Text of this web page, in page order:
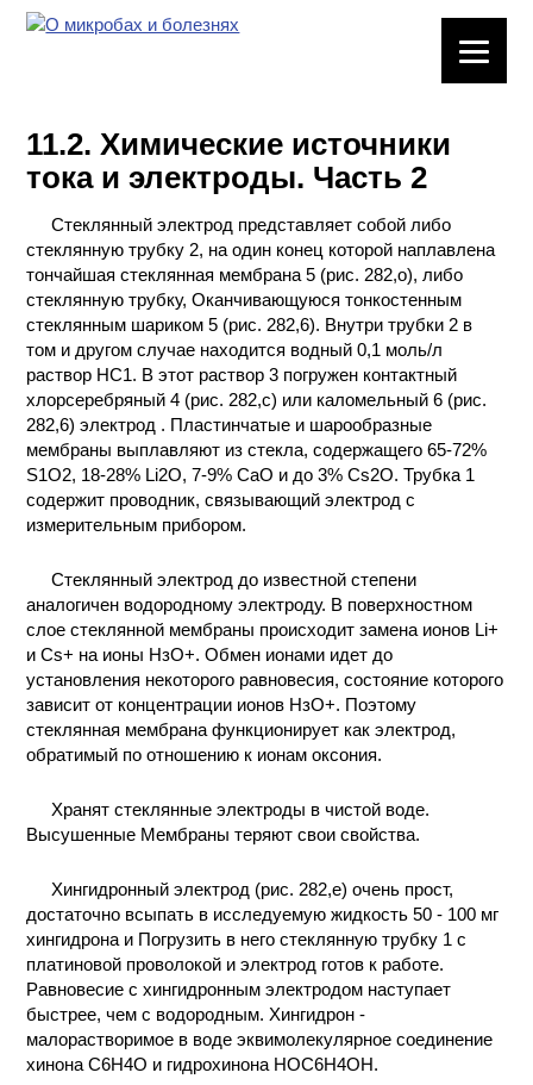
ХИМИЧЕСКАЯ
ПОСУДА
ВРЕДНЫЕ
ФАКТОРЫ
МЕТОДЫ
ПРАКТИЧЕСКОЙ
ХИМИИ
ХИМИЯ НА
ПРОИЗВОДСТВЕ
И ХИМИЧЕСКАЯ
ТЕХНОЛОГИЯ
11.2. Химические источники
тока и электроды. Часть 2
Стеклянный электрод представляет собой либо
стеклянную трубку 2, на один конец которой наплавлена
тончайшая стеклянная мембрана 5 (рис. 282,о), либо
стеклянную трубку, Оканчивающуюся тонкостенным
стеклянным шариком 5 (рис. 282,6). Внутри трубки 2 в
том и другом случае находится водный 0,1 моль/л
раствор НС1. В этот раствор 3 погружен контактный
хлорсеребряный 4 (рис. 282,с) или каломельный 6 (рис.
282,6) электрод . Пластинчатые и шарообразные
мембраны выплавляют из стекла, содержащего 65-72%
S1O2, 18-28% Li2O, 7-9% СаО и до 3% Cs2O. Трубка 1
содержит проводник, связывающий электрод с
измерительным прибором.
Стеклянный электрод до известной степени
аналогичен водородному электроду. В поверхностном
слое стеклянной мембраны происходит замена ионов Li+
и Cs+ на ионы НзО+. Обмен ионами идет до
установления некоторого равновесия, состояние которого
зависит от концентрации ионов НзО+. Поэтому
стеклянная мембрана функционирует как электрод,
обратимый по отношению к ионам оксония.
Хранят стеклянные электроды в чистой воде.
Высушенные Мембраны теряют свои свойства.
Хингидронный электрод (рис. 282,е) очень прост,
достаточно всыпать в исследуемую жидкость 50 - 100 мг
хингидрона и Погрузить в него стеклянную трубку 1 с
платиновой проволокой и электрод готов к работе.
Равновесие с хингидронным электродом наступает
быстрее, чем с водородным. Хингидрон -
малорастворимое в воде эквимолекулярное соединение
хинона C6H4O и гидрохинона НОС6Н4ОН.